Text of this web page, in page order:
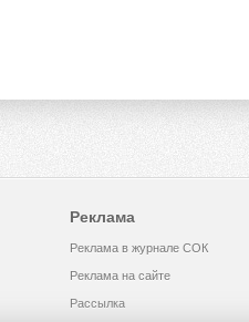
Реклама
Реклама в журнале СОК
Реклама на сайте
Рассылка